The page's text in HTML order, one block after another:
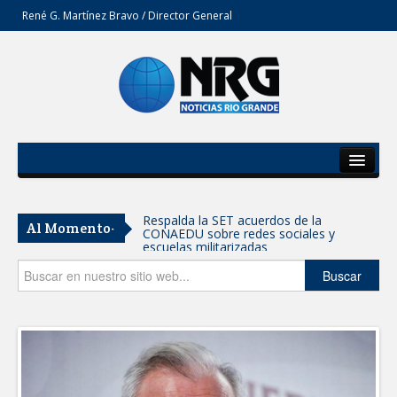
René G. Martínez Bravo / Director General
Del Estado
Secciones
Opinión
Al Momento- Respalda la SET acuerdos de la
CONAEDU sobre redes sociales y
escuelas militarizadas
AVANZAN TRABAJOS DE
MANTIENE EL RITMO DE LAS OBRAS
PRIORITARIAS
Atendió Protección Civil de Reynosa
reportes ante lluvias
Buscar